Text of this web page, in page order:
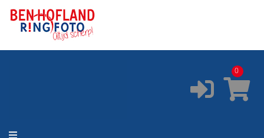
Printservice
Fotocursus✔️Occasions
0